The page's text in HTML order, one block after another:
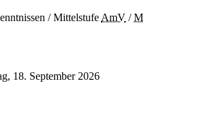
/ Mittelstufe AmV /M
18. September 2026